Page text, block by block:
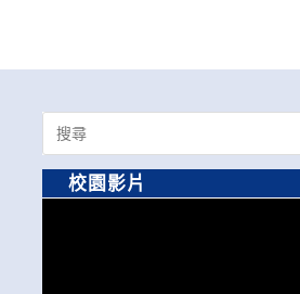
Search
for:
校園影片